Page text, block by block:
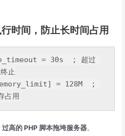
时间，防止长时间占用
= 30
= 128M  ;
过高的 PHP 脚本拖垮服务器。